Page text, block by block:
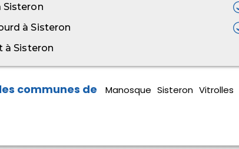
Sisteron
à Sisteron
à Sisteron
Manosque Sisteron Vitrolles